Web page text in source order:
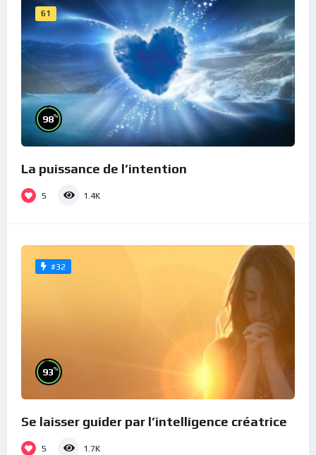
61
98%
La puissance de l’intention
5 1.4K
#32
93%
Se laisser guider par l’intelligence créatrice
5 1.7K